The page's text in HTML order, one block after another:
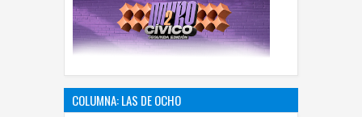
COLUMNA: LAS DE OCHO